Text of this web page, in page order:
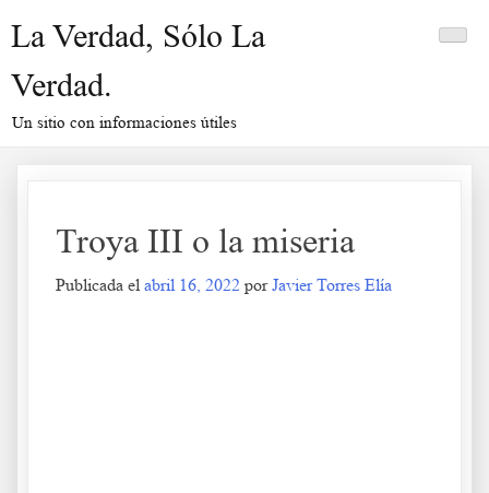
La Verdad, Sólo La
Verdad.
Un sitio con informaciones útiles
Troya III o la miseria
Publicada el abril 16, 2022 porJavier Torres Elía